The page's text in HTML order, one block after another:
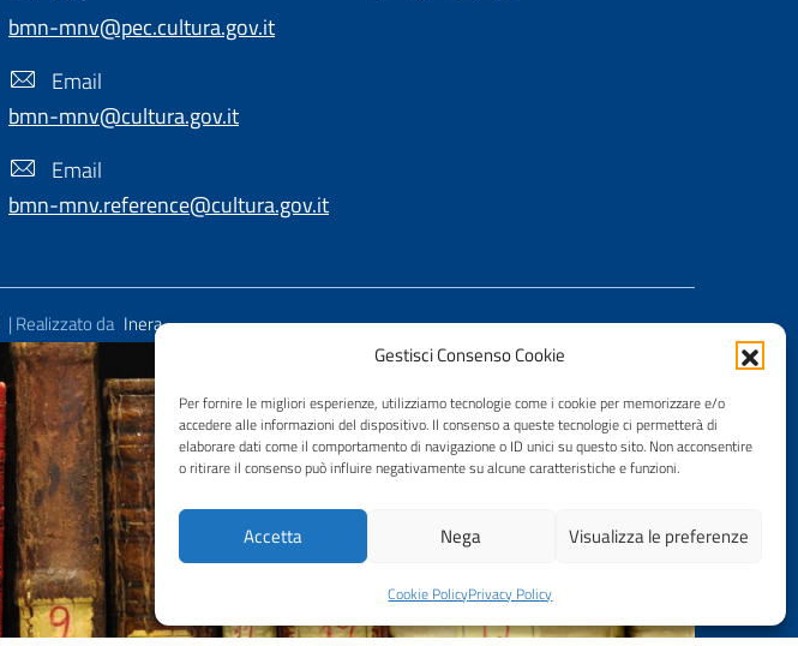
Gestisci Consenso Cookie
Per fornire le migliori esperienze, utilizziamo tecnologie come i cookie per memorizzare e/o
accedere alle informazioni del dispositivo. Il consenso a queste tecnologie ci permetterà di
elaborare dati come il comportamento di navigazione o ID unici su questo sito. Non acconsentire
o ritirare il consenso può influire negativamente su alcune caratteristiche e funzioni.
Accetta Nega Visualizza le preferenze
Cookie PolicyPrivacy Policy
bmn-mnv@pec.cultura.gov.it
Email
bmn-mnv@cultura.gov.it
Email
bmn-mnv.reference@cultura.gov.it
| Realizzato da Inera